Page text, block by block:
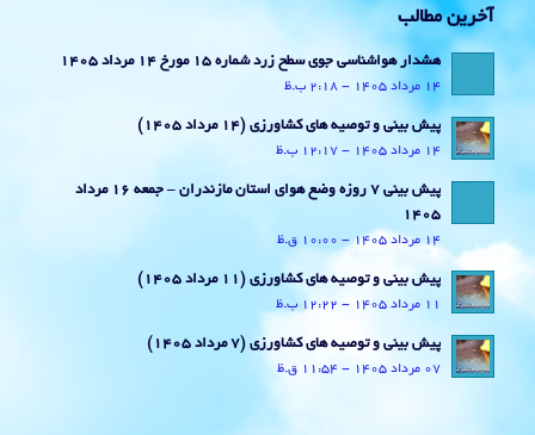
آخرین مطالب
هشدار هواشناسی جوی سطح زرد شماره 15 مورخ 14 مرداد 1405
14 مرداد 1405 - 2:18 ب.ظ
پیش بینی و توصیه های کشاورزی (14 مرداد ۱۴۰۵)
14 مرداد 1405 - 12:17 ب.ظ
پیش بینی 7 روزه وضع هوای استان مازندران – جمعه 16 مرداد
1405
14 مرداد 1405 - 10:00 ق.ظ
پیش بینی و توصیه های کشاورزی (11 مرداد ۱۴۰۵)
11 مرداد 1405 - 12:22 ب.ظ
پیش بینی و توصیه های کشاورزی (7 مرداد ۱۴۰۵)
07 مرداد 1405 - 11:54 ق.ظ